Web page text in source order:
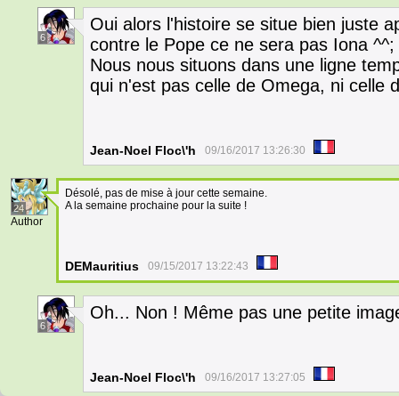
6
Oui alors l'histoire se situe bien juste
contre le Pope ce ne sera pas Iona
Nous nous situons dans une ligne
qui n'est pas celle de Omega, ni celle
Jean-Noel Floc\'h 09/16/2017 13:26:30
24
Author
Désolé, pas de mise à jour cette semaine.
A la semaine prochaine pour la suite !
DEMauritius 09/15/2017 13:22:43
6
Oh... Non ! Même pas une petite
Jean-Noel Floc\'h 09/16/2017 13:27:05